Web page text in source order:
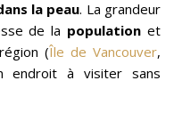
la peau. La grandeur
de la population et
(Île de Vancouver,
endroit à visiter sans